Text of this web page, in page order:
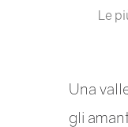
Le
Una
gli